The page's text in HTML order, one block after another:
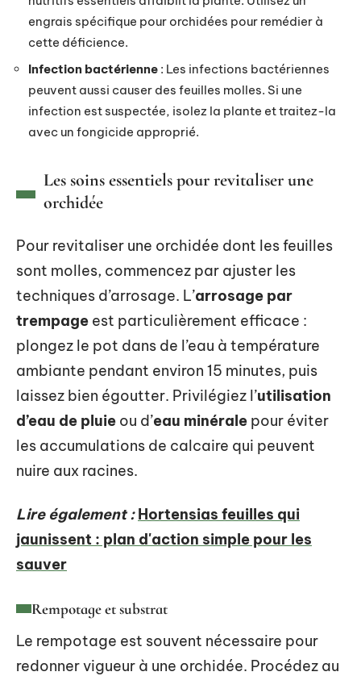
engrais spécifique pour orchidées pour remédier à
cette déficience.
Infection bactérienne : Les infections bactériennes
peuvent aussi causer des feuilles molles. Si une
infection est suspectée, isolez la plante et traitez-la
avec un fongicide approprié.
Les soins essentiels pour revitaliser une
orchidée
Pour revitaliser une orchidée dont les feuilles
sont molles, commencez par ajuster les
techniques d’arrosage. L’arrosage par
trempage est particulièrement efficace :
plongez le pot dans de l’eau à température
ambiante pendant environ 15 minutes, puis
laissez bien égoutter. Privilégiez l’utilisation
d’eau de pluie ou d’eau minérale pour éviter
les accumulations de calcaire qui peuvent
nuire aux racines.
Lire également : Hortensias feuilles qui
jaunissent : plan d'action simple pour les
sauver
Rempotage et substrat
Le rempotage est souvent nécessaire pour
redonner vigueur à une orchidée. Procédez au